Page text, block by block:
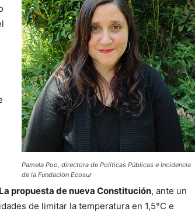
Pamela Poo, directora de Políticas Públicas e Incidencia
de la Fundación Ecosur
propuesta de nueva Constitución, ante un
de limitar la temperatura en 1,5°C e